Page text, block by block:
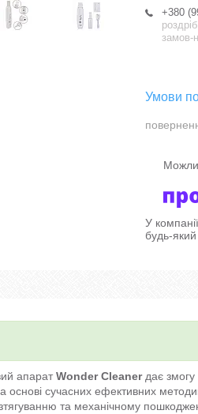
+380
замов-
У
будь-
апарат Wonder Cleanerдає змогу
основі сучасних ефективних
та механічному